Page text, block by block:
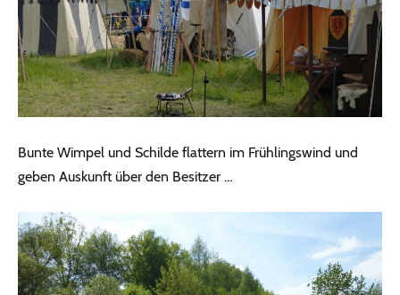
Bunte Wimpel und Schilde flattern im Frühlingswind und
geben Auskunft über den Besitzer …